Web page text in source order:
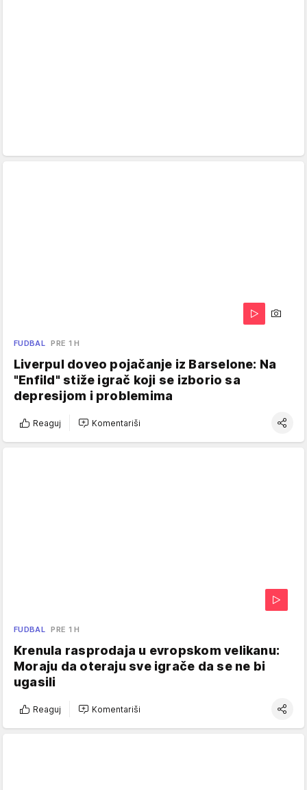
FUDBAL PRE 1 H
Liverpul doveo pojačanje iz Barselone: Na
"Enfild" stiže igrač koji se izborio sa
depresijom i problemima
Reaguj Komentariši
FUDBAL PRE 1 H
Krenula rasprodaja u evropskom velikanu:
Moraju da oteraju sve igrače da se ne bi
ugasili
Reaguj Komentariši